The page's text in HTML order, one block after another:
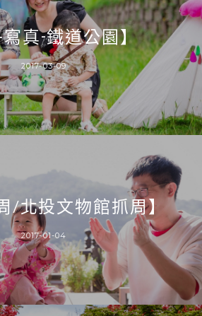
真-鐵道公園】
2017-03-09
/北投文物館抓周】
2017-01-04